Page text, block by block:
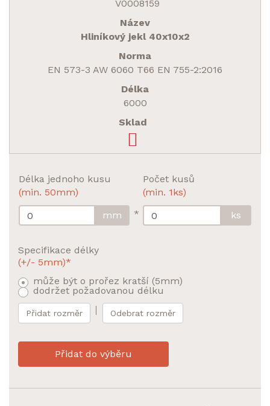
V0008159
Hliníkový jekl 40x10x2
EN 573-3 AW 6060 T66 EN 755-2:2016
6000
Délka jednoho kusu
(min. 50mm)
mm
*
Počet kusů
(min. 1ks)
ks
Specifikace délky
(+/- 5mm)*
může být o prořez kratší (5mm)
dodržet požadovanou délku
Přidat rozměr Odebrat rozměr
Přidat do výběru